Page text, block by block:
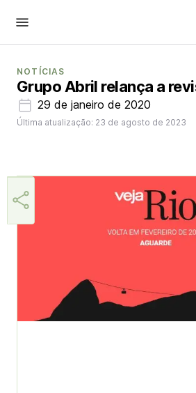
NOTÍCIAS
Grupo Abril relança a
29 de janeiro de 2020
Última atualização: 23 de agosto de 2023